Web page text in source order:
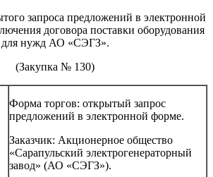
запроса предложений в электронной
договора поставки оборудования
для нужд АО «СЭГЗ».
(Закупка № 130)
Форма торгов: открытый запрос
предложений в электронной форме.
Заказчик: Акционерное общество
«Сарапульский электрогенераторный
завод» (АО «СЭГЗ»).